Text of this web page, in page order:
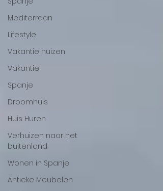
Mediterraan
Lifestyle
Vakantie huizen
Vakantie
Spanje
Droomhuis
Huis Huren
Verhuizen naar het
buitenland
Wonen in Spanje
Antieke Meubelen